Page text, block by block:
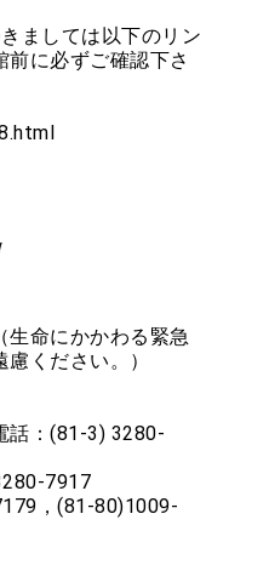
ましては以下のリン
前に必ずご確認下さ
生命にかかわる緊急
ください。）
話：(81-3) 3280-
7917
，(81-80)1009-